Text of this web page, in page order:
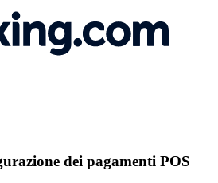
dei pagamenti POS